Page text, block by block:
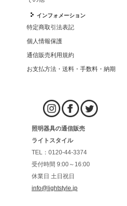
インフォメーション
特定商取引法表記
個人情報保護
通信販売利用規約
お支払方法・送料・手数料・納期
照明器具の通信販売
ライトスタイル
TEL：0120-44-3374
受付時間 9:00～16:00
休業日 土日祝日
info@lightstyle.jp